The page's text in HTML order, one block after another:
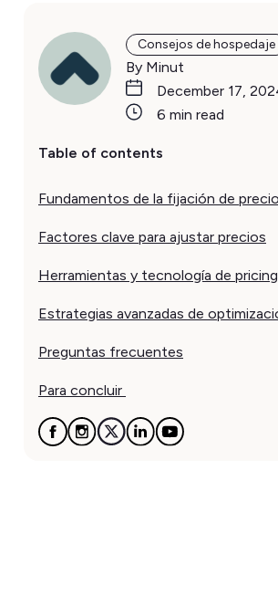
Consejos de hospedaje
By Minut
December 17,
6 min read
Table of contents
Fundamentos de la fijación de
Factores clave para ajustar precios
Herramientas y tecnología de pricing
Estrategias avanzadas de
Preguntas frecuentes
Para concluir